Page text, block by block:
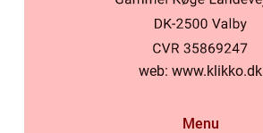
web: www.klikko.dk
Menu